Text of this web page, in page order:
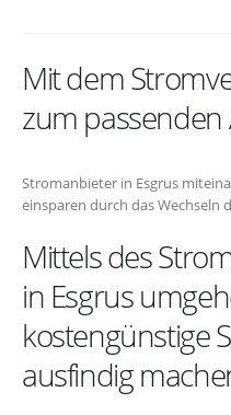
Mit dem
zum passenden
Stromanbieter in Esgrus
einsparen durch das Wechseln
Mittels des
in Esgrus
kostengünstige
ausfindig